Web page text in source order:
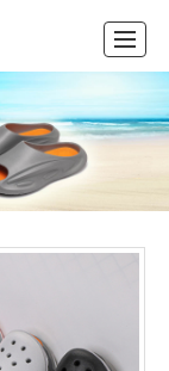
留言反馈